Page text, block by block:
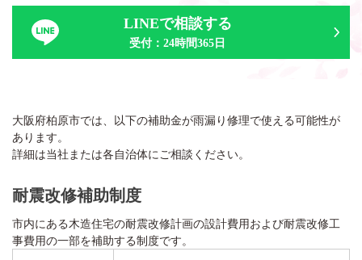
LINEで相談する
受付：24時間365日
大阪府柏原市では、以下の補助金が雨漏り修理で使える可能性が
あります。
詳細は当社または各自治体にご相談ください。
耐震改修補助制度
市内にある木造住宅の耐震改修計画の設計費用および耐震改修工
事費用の一部を補助する制度です。